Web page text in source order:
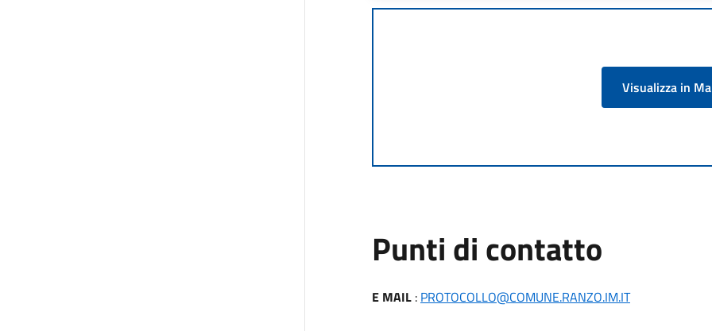
Visualizza in
Punti di contatto
E MAIL: PROTOCOLLO@COMUNE.RANZO.IM.IT